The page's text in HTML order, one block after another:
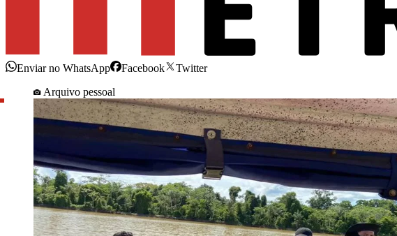
Enviar no WhatsApp Facebook
Twitter
Arquivo pessoal